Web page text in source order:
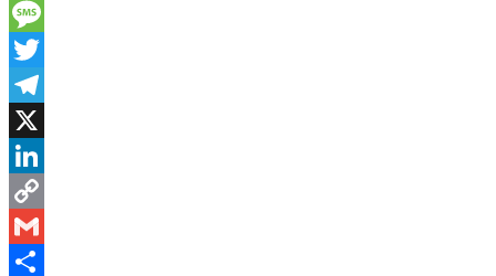
Messenger
Message
Twitter
Telegram
X
LinkedIn
Copy
Link
Gmail